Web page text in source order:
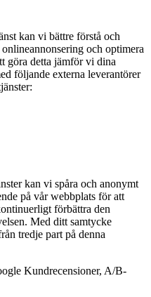
kan vi bättre förstå och
och optimera
göra detta jämför vi dina
följande externa leverantörer
kan vi spåra och anonymt
på vår webbplats för att
förbättra den
Med ditt samtycke
tredje part på denna
Kundrecensioner, A/B-